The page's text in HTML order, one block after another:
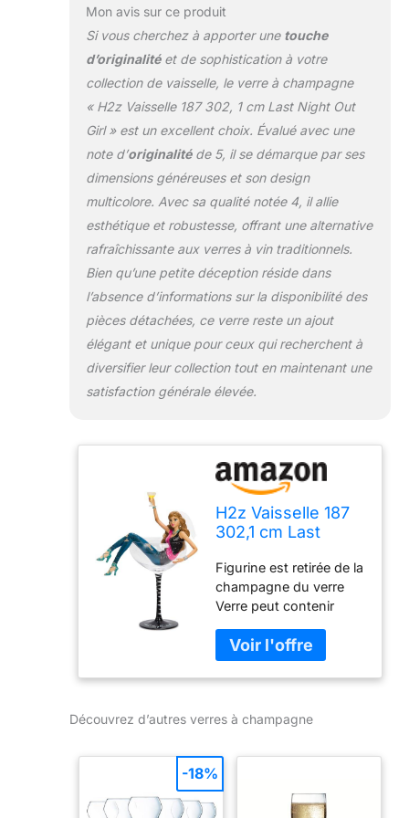
Mon avis sur ce produit
Si vous cherchez à apporter une touche
d’originalitéet de sophistication à votre
collection de vaisselle, le verre à champagne
« H2z Vaisselle 187 302, 1 cm Last Night Out
Girl » est un excellent choix. Évalué avec une
note d’originalitéde 5, il se démarque par ses
dimensions généreuses et son design
multicolore. Avec sa qualité notée 4, il allie
esthétique et robustesse, offrant une alternative
rafraîchissante aux verres à vin traditionnels.
Bien qu’une petite déception réside dans
l’absence d’informations sur la disponibilité des
pièces détachées, ce verre reste un ajout
élégant et unique pour ceux qui recherchent à
diversifier leur collection tout en maintenant une
satisfaction générale élevée.
H2z Vaisselle 187
302,1 cm Last
Verre à
Champagne, 10
1/5,1 cm
Figurine est retirée de la
champagne du verre
Verre peut contenir
liquide Livré avec une
étiquette de boisson
avec Clever définitions
vaisselle et micro-
une boîte cadeau prêt
Découvrez d’autres verres à champagne
-18%